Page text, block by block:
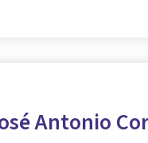
Antonio